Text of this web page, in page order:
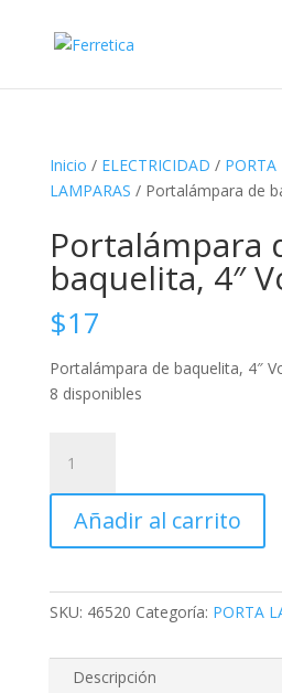
Inicio / ELECTRICIDAD / PORTA
LAMPARAS / Portalámpara de
Portalámpara
baquelita, 4″
$17
Portalámpara de baquelita, 4″
8 disponibles
baquelita,
Volteck
Añadir al carrito
SKU: 46520 Categoría: PORTA
Descripción